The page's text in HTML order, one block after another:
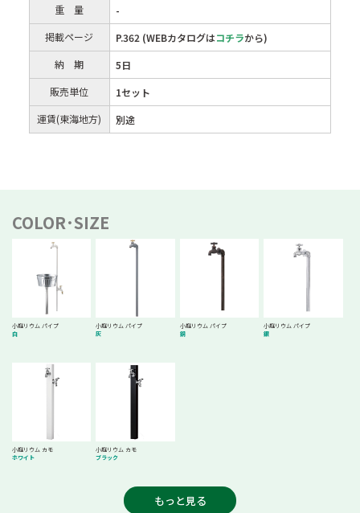
重 量
-
掲載ページ
P.362 (WEBカタログはコチラから)
納 期
5日
販売単位
1セット
運賃(東海地方)
別途
COLOR･SIZE
小庭リウム パイプ
白
小庭リウム パイプ
灰
小庭リウム パイプ
銅
小庭リウム パイプ
銀
小庭リウム カモ
ホワイト
小庭リウム カモ
ブラック
もっと見る